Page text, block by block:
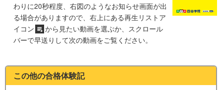
わりに20秒程度、右図のようなお知らせ画面が出
る場合がありますので、右上にある再生リストア
イコン
から見たい動画を選ぶか、スクロール
バーで早送りして次の動画をご覧ください。
この他の合格体験記